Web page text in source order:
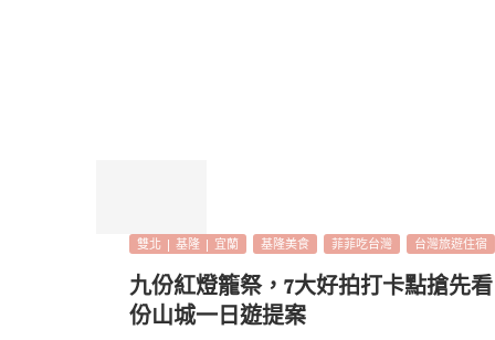
雙北 | 基隆 | 宜蘭 基隆美食 菲菲吃台灣 台灣旅遊住宿
九份紅燈籠祭，7大好拍打卡點搶先
份山城一日遊提案